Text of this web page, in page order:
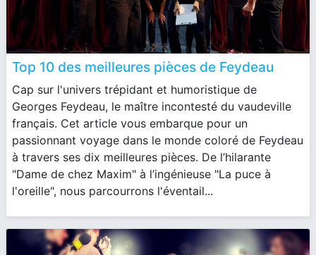
Top 10 des meilleures pièces de Feydeau
Cap sur l'univers trépidant et humoristique de
Georges Feydeau, le maître incontesté du vaudeville
français. Cet article vous embarque pour un
passionnant voyage dans le monde coloré de Feydeau
à travers ses dix meilleures pièces. De l’hilarante
"Dame de chez Maxim" à l’ingénieuse "La puce à
l'oreille", nous parcourrons l'éventail...